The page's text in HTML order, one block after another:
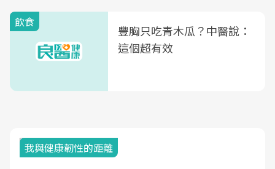
飲食
豐胸只吃青木瓜？中醫說：
這個超有效
我與健康韌性的距離